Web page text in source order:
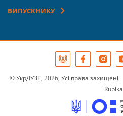
ВИПУСКНИКУ
© УкрДУЗТ, 2026, Усі права захищені
Rubika